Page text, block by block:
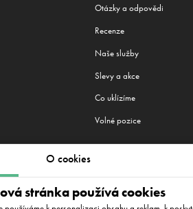
O cookies
stránka používá cookies
Otázky a odpovědi
Recenze
Naše služby
Slevy a akce
Co uklízíme
Volné pozice
Jsme machři na úklid.
Minsk, Praha, Brno, Plzen